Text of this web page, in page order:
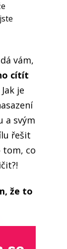
vám,
cítít
Jak je
a svým
řešit
tom, co
že to